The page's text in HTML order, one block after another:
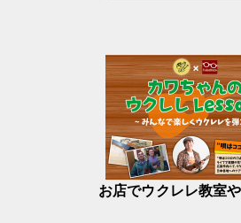
お店でウクレレ教室